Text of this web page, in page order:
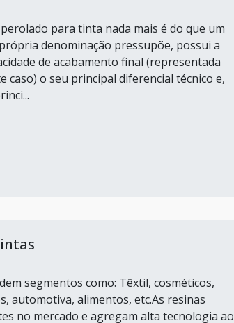
para tinta nada mais é do que um
denominação pressupõe, possui a
de acabamento final (representada
caso) o seu principal diferencial técnico e,
segmentos como: Têxtil, cosméticos,
automotiva, alimentos, etc.As resinas
no mercado e agregam alta tecnologia ao